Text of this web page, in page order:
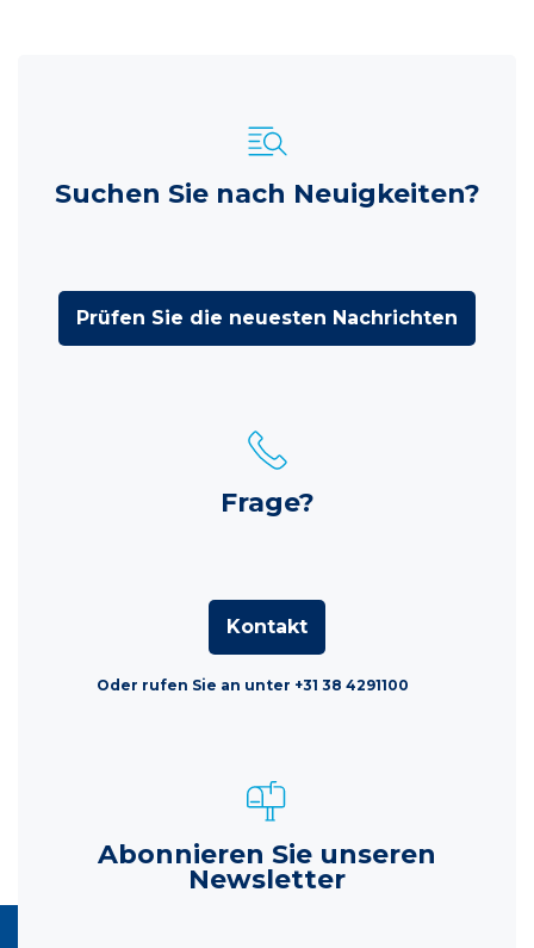
Suchen Sie nach Neuigkeiten?
Prüfen Sie die neuesten Nachrichten
Frage?
Kontakt
Oder rufen Sie an unter +31 38 4291100
Abonnieren Sie unseren
Newsletter